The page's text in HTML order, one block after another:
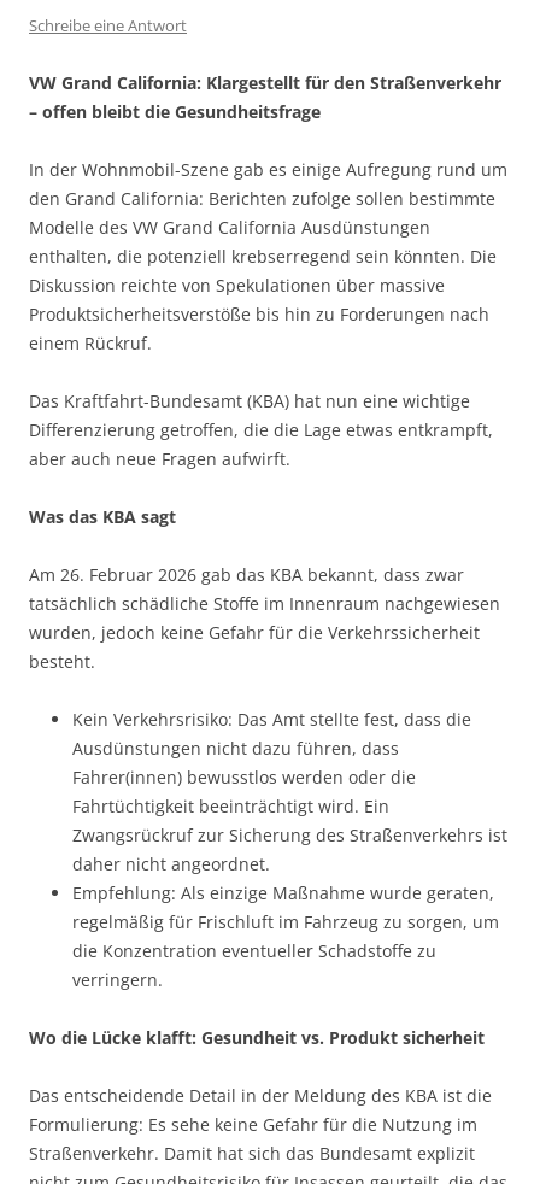
Schreibe eine Antwort
VW Grand California: Klargestellt für den Straßenverkehr
– offen bleibt die Gesundheitsfrage
In der Wohnmobil-Szene gab es einige Aufregung rund um
den Grand California: Berichten zufolge sollen bestimmte
Modelle des VW Grand California Ausdünstungen
enthalten, die potenziell krebserregend sein könnten. Die
Diskussion reichte von Spekulationen über massive
Produktsicherheitsverstöße bis hin zu Forderungen nach
einem Rückruf.
Das Kraftfahrt-Bundesamt (KBA) hat nun eine wichtige
Differenzierung getroffen, die die Lage etwas entkrampft,
aber auch neue Fragen aufwirft.
Was das KBA sagt
Am 26. Februar 2026 gab das KBA bekannt, dass zwar
tatsächlich schädliche Stoffe im Innenraum nachgewiesen
wurden, jedoch keine Gefahr für die Verkehrssicherheit
besteht.
Kein Verkehrsrisiko: Das Amt stellte fest, dass die
Ausdünstungen nicht dazu führen, dass
Fahrer(innen) bewusstlos werden oder die
Fahrtüchtigkeit beeinträchtigt wird. Ein
Zwangsrückruf zur Sicherung des Straßenverkehrs ist
daher nicht angeordnet.
Empfehlung: Als einzige Maßnahme wurde geraten,
regelmäßig für Frischluft im Fahrzeug zu sorgen, um
die Konzentration eventueller Schadstoffe zu
verringern.
Wo die Lücke klafft: Gesundheit vs. Produkt sicherheit
Das entscheidende Detail in der Meldung des KBA ist die
Formulierung: Es sehe keine Gefahr für die Nutzung im
Straßenverkehr. Damit hat sich das Bundesamt explizit